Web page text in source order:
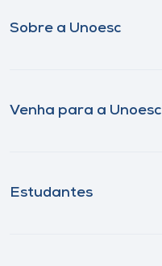
Sobre a Unoesc
Venha para a Unoesc
Estudantes